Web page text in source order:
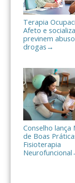
Terapia
Afeto e
previnem
drogas →
Conselho lança
de Boas
Fisioterapia
Neurofuncional